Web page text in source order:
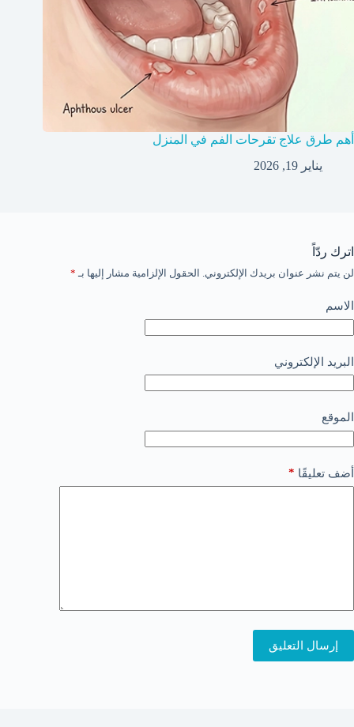
أهم طرق علاج تقرحات الفم في المنزل
يناير 19, 2026
اترك ردّاً
لن يتم نشر عنوان بريدك الإلكتروني. الحقول الإلزامية مشار إليها بـ *
الاسم
البريد الإلكتروني
الموقع
أضف تعليقًا *
إرسال التعليق